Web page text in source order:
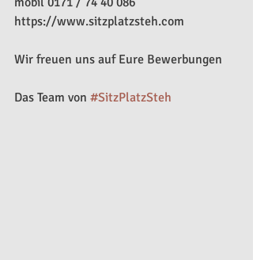
https://www.sitzplatzsteh.com
Wir freuen uns auf Eure Bewerbungen
Das Team von #SitzPlatzSteh